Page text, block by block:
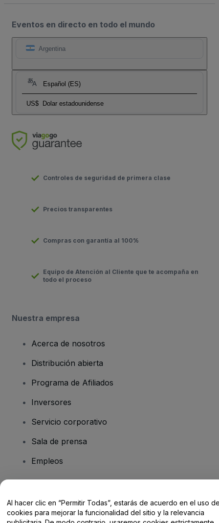
Eventos en directo en todo el mundo
Argentina
Español (ES)
US$ Dolar estadounidense
Controles de seguridad de primera clase
Precios transparentes
Compras con garantía al 100%
Equipo de Atención al Cliente que te acompaña en
todo el proceso
Nuestra empresa
Acerca de nosotros
Distribución abierta
Programa de Afiliados
Inversores
Servicio corporativo
Sala de prensa
Empleos
Centro de Ayuda / Contacto
Al hacer clic en “Permitir Todas”, estarás de acuerdo en el uso
cookies para mejorar la funcionalidad del sitio y la relevancia